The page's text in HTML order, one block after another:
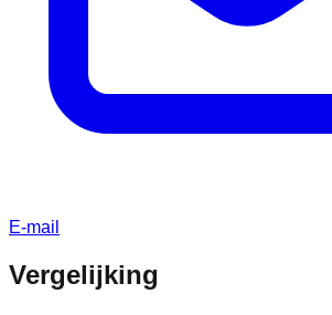
E-mail
Vergelijking